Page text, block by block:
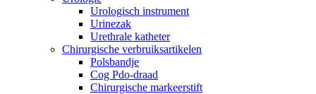
Urologisch instrument
Urinezak
Urethrale katheter
Chirurgische verbruiksartikelen
Polsbandje
Cog Pdo-draad
Chirurgische markeerstift